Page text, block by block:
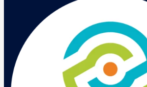
Ancaman
Cyber,
Virtus
Hadirkan